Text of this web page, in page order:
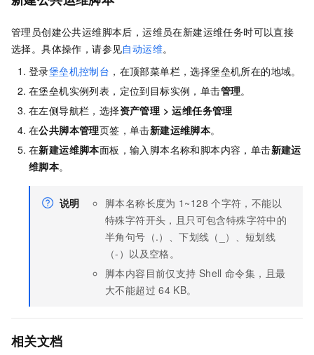
管理员创建公共运维脚本后，运维员在新建运维任务时可以直接
选择。具体操作，请参见自动运维。
登录堡垒机控制台 ，在顶部菜单栏，选择堡垒机所在的地域。
在堡垒机实例列表，定位到目标实例，单击管理。
在左侧导航栏，选择资产管理 >运维任务管理
在公共脚本管理页签，单击新建运维脚本。
在新建运维脚本面板，输入脚本名称和脚本内容，单击新建运
维脚本。
说明 脚本名称长度为 1~128 个字符，不能以
特殊字符开头，且只可包含特殊字符中的
半角句号（.）、下划线（_）、短划线
（-）以及空格。
脚本内容目前仅支持 Shell 命令集，且最
大不能超过 64 KB。
相关文档